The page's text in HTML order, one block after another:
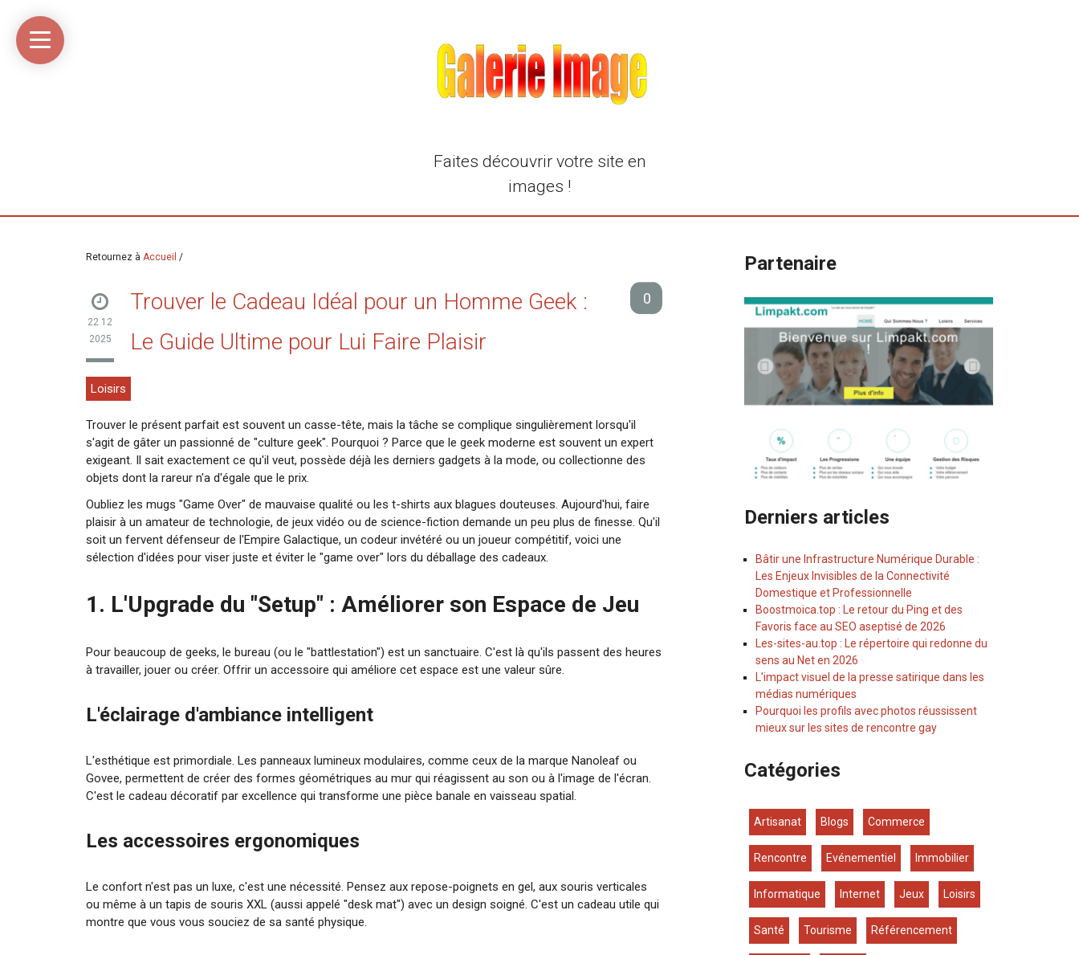
Accueil
Média
libre
Linkinaz
Katomi
compte
Twitter
@Ortegeek
compte
Flickr
Faites découvrir votre site en
images !
Retournez à Accueil /
22 12
2025
Trouver le Cadeau Idéal pour un Homme Geek :
Le Guide Ultime pour Lui Faire Plaisir
0
Loisirs
Trouver le présent parfait est souvent un casse-tête, mais la tâche se complique singulièrement lorsqu'il
s'agit de gâter un passionné de "culture geek". Pourquoi ? Parce que le geek moderne est souvent un expert
exigeant. Il sait exactement ce qu'il veut, possède déjà les derniers gadgets à la mode, ou collectionne des
objets dont la rareur n'a d'égale que le prix.
Oubliez les mugs "Game Over" de mauvaise qualité ou les t-shirts aux blagues douteuses. Aujourd'hui, faire
plaisir à un amateur de technologie, de jeux vidéo ou de science-fiction demande un peu plus de finesse. Qu'il
soit un fervent défenseur de l'Empire Galactique, un codeur invétéré ou un joueur compétitif, voici une
sélection d'idées pour viser juste et éviter le "game over" lors du déballage des cadeaux.
1. L'Upgrade du "Setup" : Améliorer son Espace de Jeu
Pour beaucoup de geeks, le bureau (ou le "battlestation") est un sanctuaire. C'est là qu'ils passent des heures
à travailler, jouer ou créer. Offrir un accessoire qui améliore cet espace est une valeur sûre.
L'éclairage d'ambiance intelligent
L'esthétique est primordiale. Les panneaux lumineux modulaires, comme ceux de la marque Nanoleaf ou
Govee, permettent de créer des formes géométriques au mur qui réagissent au son ou à l'image de l'écran.
C'est le cadeau décoratif par excellence qui transforme une pièce banale en vaisseau spatial.
Les accessoires ergonomiques
Le confort n'est pas un luxe, c'est une nécessité. Pensez aux repose-poignets en gel, aux souris verticales
ou même à un tapis de souris XXL (aussi appelé "desk mat") avec un design soigné. C'est un cadeau utile qui
montre que vous vous souciez de sa santé physique.
Partenaire
Derniers articles
Bâtir une Infrastructure Numérique Durable :
Les Enjeux Invisibles de la Connectivité
Domestique et Professionnelle
Boostmoica.top : Le retour du Ping et des
Favoris face au SEO aseptisé de 2026
Les-sites-au.top : Le répertoire qui redonne du
sens au Net en 2026
L'impact visuel de la presse satirique dans les
médias numériques
Pourquoi les profils avec photos réussissent
mieux sur les sites de rencontre gay
Catégories
Artisanat Blogs Commerce
Rencontre Evénementiel Immobilier
Informatique Internet Jeux Loisirs
Santé Tourisme Référencement